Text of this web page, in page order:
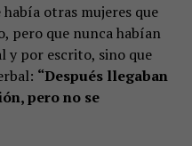
otras mujeres que
pero que nunca habían
y por escrito, sino que
“Después llegaban
pero no se